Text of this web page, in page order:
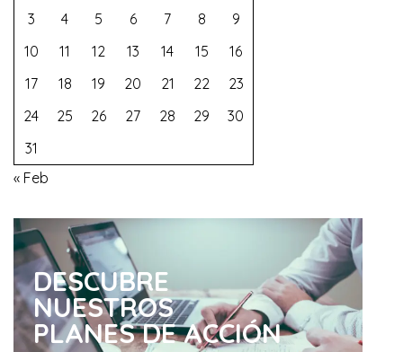
3
4 5 6 7 8
9
10
11 12 13 14 15
16
17
18 19 20 21 22
23
24
25 26 27 28 29
30
31
« Feb
DESCUBRE
NUESTROS
PLANES DE ACCIÓN